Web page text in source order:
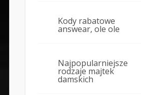
Kody rabatowe
answear, ole ole
Najpopularniejsze
rodzaje majtek
damskich